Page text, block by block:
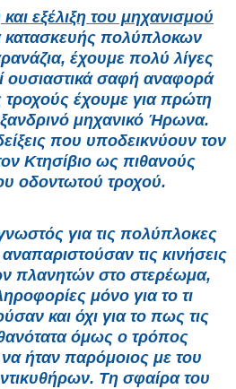
εξέλιξη του μηχανισμού
κατασκευής πολύπλοκων
έχουμε πολύ λίγες
ουσιαστικά σαφή αναφορά
έχουμε για πρώτη
μηχανικό Ήρωνα.
που υποδεικνύουν τον
Κτησίβιο ως πιθανούς
οδοντωτού τροχού.
για τις πολύπλοκες
τις κινήσεις
πλανητών στο στερέωμα,
μόνο για το τι
και όχι για το πως τις
όμως ο τρόπος
να ήταν παρόμοιος με του
Τη σφαίρα του